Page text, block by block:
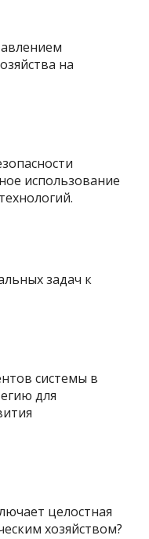
на
использование
задач к
системы в
для
целостная
хозяйством?